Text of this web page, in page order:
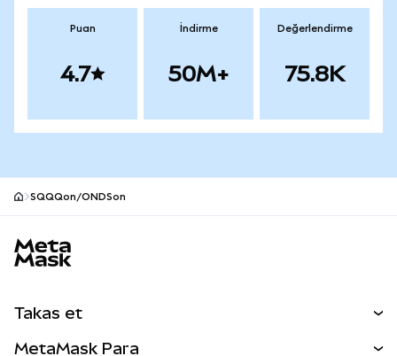
Puan
4.7
İndirme
50M+
Değerlendirme
75.8K
SQQQon/ONDSon
Takas et
MetaMask Para